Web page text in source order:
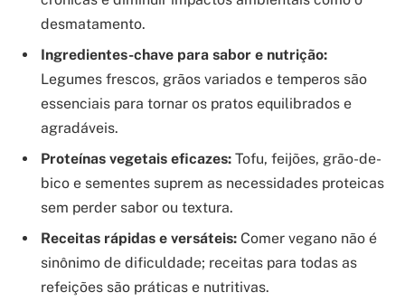
desmatamento.
Ingredientes-chave para sabor e nutrição:
Legumes frescos, grãos variados e temperos são
essenciais para tornar os pratos equilibrados e
agradáveis.
Proteínas vegetais eficazes: Tofu, feijões, grão-de-
bico e sementes suprem as necessidades proteicas
sem perder sabor ou textura.
Receitas rápidas e versáteis: Comer vegano não é
sinônimo de dificuldade; receitas para todas as
refeições são práticas e nutritivas.